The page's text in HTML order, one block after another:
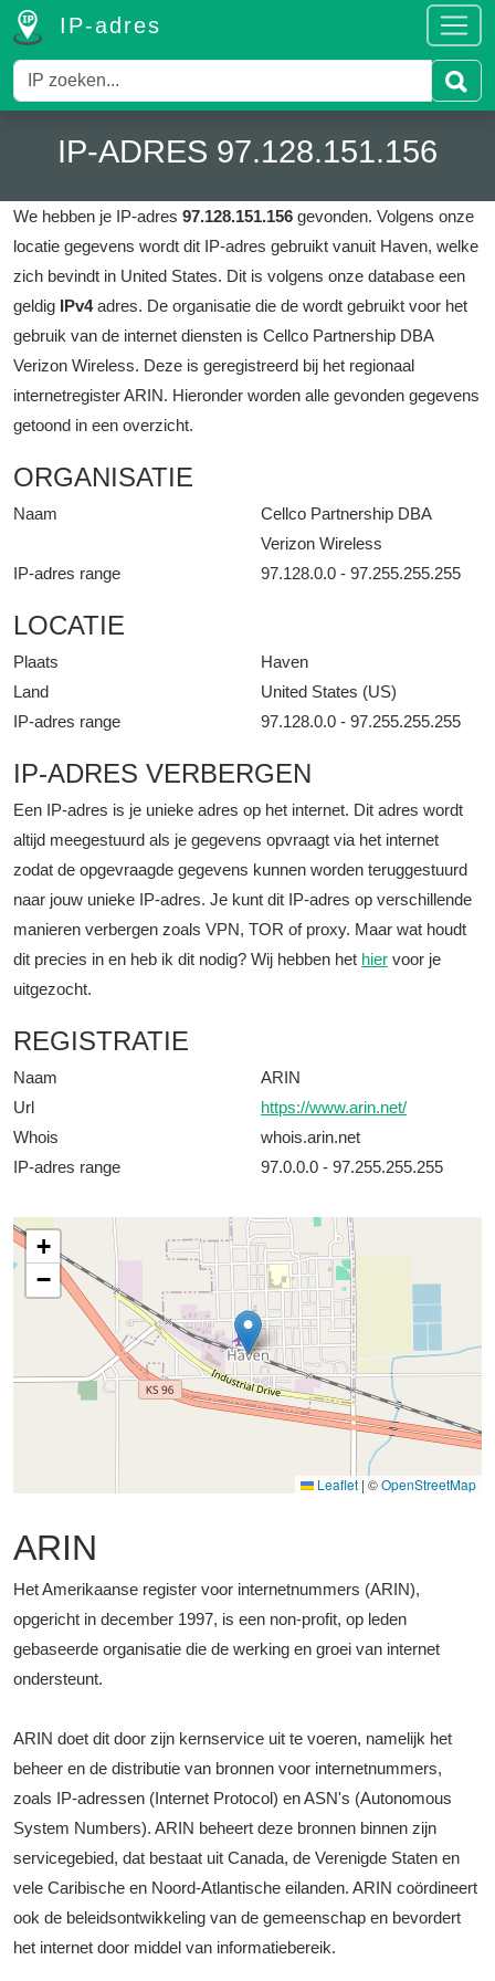
IP-adres
IP-ADRES 97.128.151.156
We hebben je IP-adres 97.128.151.156 gevonden. Volgens onze
locatie gegevens wordt dit IP-adres gebruikt vanuit Haven, welke
zich bevindt in United States. Dit is volgens onze database een
geldig IPv4adres. De organisatie die de wordt gebruikt voor het
gebruik van de internet diensten is Cellco Partnership DBA
Verizon Wireless. Deze is geregistreerd bij het regionaal
internetregister ARIN. Hieronder worden alle gevonden gegevens
getoond in een overzicht.
ORGANISATIE
Naam
Cellco Partnership DBA
Verizon Wireless
IP-adres range
97.128.0.0 - 97.255.255.255
LOCATIE
Plaats
Haven
Land
United States (US)
IP-adres range
97.128.0.0 - 97.255.255.255
IP-ADRES VERBERGEN
Een IP-adres is je unieke adres op het internet. Dit adres wordt
altijd meegestuurd als je gegevens opvraagt via het internet
zodat de opgevraagde gegevens kunnen worden teruggestuurd
naar jouw unieke IP-adres. Je kunt dit IP-adres op verschillende
manieren verbergen zoals VPN, TOR of proxy. Maar wat houdt
dit precies in en heb ik dit nodig? Wij hebben het hier voor je
uitgezocht.
REGISTRATIE
Naam
ARIN
Url
https://www.arin.net/
Whois
whois.arin.net
IP-adres range
97.0.0.0 - 97.255.255.255
+
−
Leaflet | ©OpenStreetMap
ARIN
Het Amerikaanse register voor internetnummers (ARIN),
opgericht in december 1997, is een non-profit, op leden
gebaseerde organisatie die de werking en groei van internet
ondersteunt.
ARIN doet dit door zijn kernservice uit te voeren, namelijk het
beheer en de distributie van bronnen voor internetnummers,
zoals IP-adressen (Internet Protocol) en ASN's (Autonomous
System Numbers). ARIN beheert deze bronnen binnen zijn
servicegebied, dat bestaat uit Canada, de Verenigde Staten en
vele Caribische en Noord-Atlantische eilanden. ARIN coördineert
ook de beleidsontwikkeling van de gemeenschap en bevordert
het internet door middel van informatiebereik.